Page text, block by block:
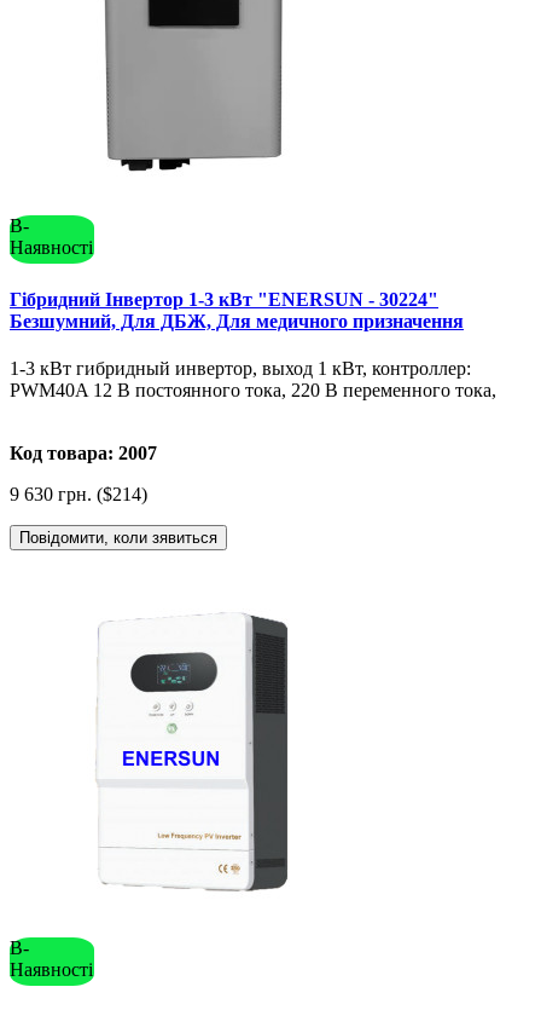
В-
Наявності
Гібридний Інвертор 1-3 кВт "ENERSUN - 30224"
Безшумний, Для ДБЖ, Для медичного призначення
1-3 кВт гибридный инвертор, выход 1 кВт, контроллер:
PWM40A 12 В постоянного тока, 220 В переменного тока,
Код товара: 2007
9 630 грн. ($214)
Повідомити, коли зявиться
В-
Наявності